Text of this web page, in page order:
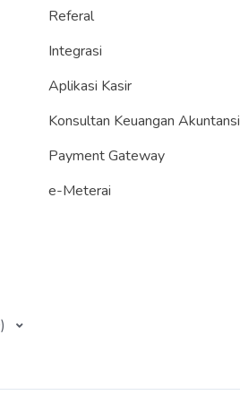
Referal
Integrasi
Aplikasi Kasir
Konsultan Keuangan Akuntansi
Payment Gateway
e-Meterai